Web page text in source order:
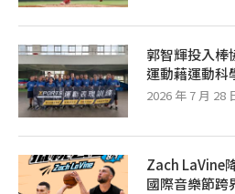
郭智輝投入
運動藉運動科
2026 年 7 月 28
Zach LaVine
國際音樂節跨